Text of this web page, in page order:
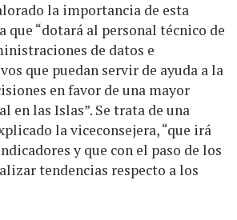
la importancia de esta
que “dotará al personal técnico de
de datos e
que puedan servir de ayuda a la
en favor de una mayor
en las Islas”. Se trata de una
la viceconsejera, “que irá
y que con el paso de los
tendencias respecto a los